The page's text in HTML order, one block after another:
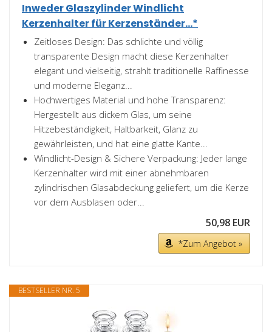
Inweder Glaszylinder Windlicht
Kerzenhalter für Kerzenständer...*
Zeitloses Design: Das schlichte und völlig
transparente Design macht diese Kerzenhalter
elegant und vielseitig, strahlt traditionelle Raffinesse
und moderne Eleganz...
Hochwertiges Material und hohe Transparenz:
Hergestellt aus dickem Glas, um seine
Hitzebeständigkeit, Haltbarkeit, Glanz zu
gewährleisten, und hat eine glatte Kante...
Windlicht-Design & Sichere Verpackung: Jeder lange
Kerzenhalter wird mit einer abnehmbaren
zylindrischen Glasabdeckung geliefert, um die Kerze
vor dem Ausblasen oder...
50,98 EUR
*Zum Angebot »
BESTSELLER NR. 5